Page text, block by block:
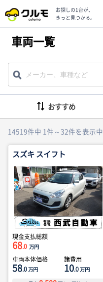
お探しの1台が、
きっと見つかる。
車両一覧
14519件中 1件～32件を表示中
おすすめ
スズキ スイフト
現金支払総額
68.0 万円
車両本体価格
58.0万円
諸費用
10.0万円